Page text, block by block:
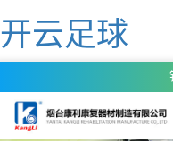
开云足球